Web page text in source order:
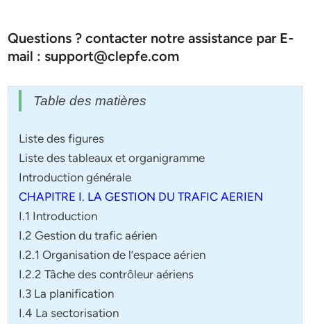
Questions ? contacter notre assistance par E-
mail : support@clepfe.com
Table des matières
Liste des figures
Liste des tableaux et organigramme
Introduction générale
CHAPITRE I. LA GESTION DU TRAFIC AERIEN
I.1 Introduction
I.2 Gestion du trafic aérien
I.2.1 Organisation de l’espace aérien
I.2.2 Tâche des contrôleur aériens
I.3 La planification
I.4 La sectorisation